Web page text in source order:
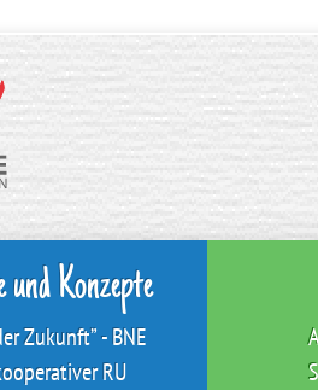
und Konzepte
Zukunft” - BNE
RU